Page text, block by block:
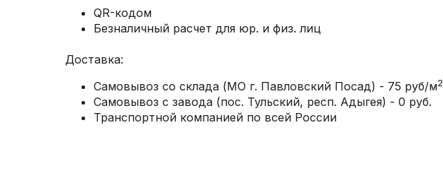
QR-кодом
Безналичный расчет для юр. и физ. лиц
Доставка:
Самовывоз со склада (МО г. Павловский Посад) - 75 руб/м2
Самовывоз с завода (пос. Тульский, респ. Адыгея) - 0 руб.
Транспортной компанией по всей России